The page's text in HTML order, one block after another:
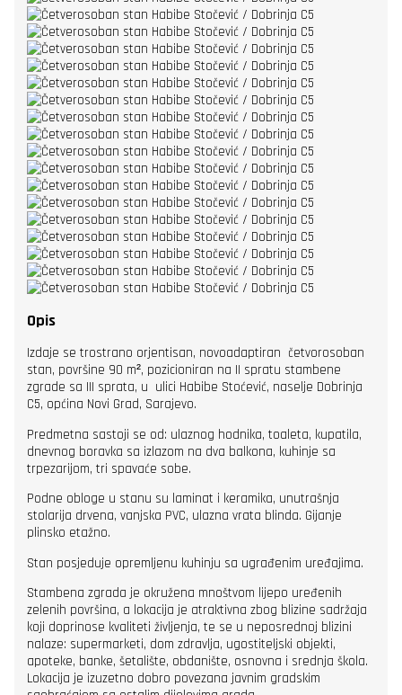
Opis
Izdaje se trostrano orjentisan, novoadaptiran četvorosoban
stan, površine 90 m², pozicioniran na II spratu stambene
zgrade sa III sprata, u ulici Habibe Stoćević, naselje Dobrinja
C5, općina Novi Grad, Sarajevo.
Predmetna sastoji se od: ulaznog hodnika, toaleta, kupatila,
dnevnog boravka sa izlazom na dva balkona, kuhinje sa
trpezarijom, tri spavaće sobe.
Podne obloge u stanu su laminat i keramika, unutrašnja
stolarija drvena, vanjska PVC, ulazna vrata blinda. Gijanje
plinsko etažno.
Stan posjeduje opremljenu kuhinju sa ugrađenim uređajima.
Stambena zgrada je okružena mnoštvom lijepo uređenih
zelenih površina, a lokacija je atraktivna zbog blizine sadržaja
koji doprinose kvaliteti življenja, te se u neposrednoj blizini
nalaze: supermarketi, dom zdravlja, ugostiteljski objekti,
apoteke, banke, šetalište, obdanište, osnovna i srednja škola.
Lokacija je izuzetno dobro povezana javnim gradskim